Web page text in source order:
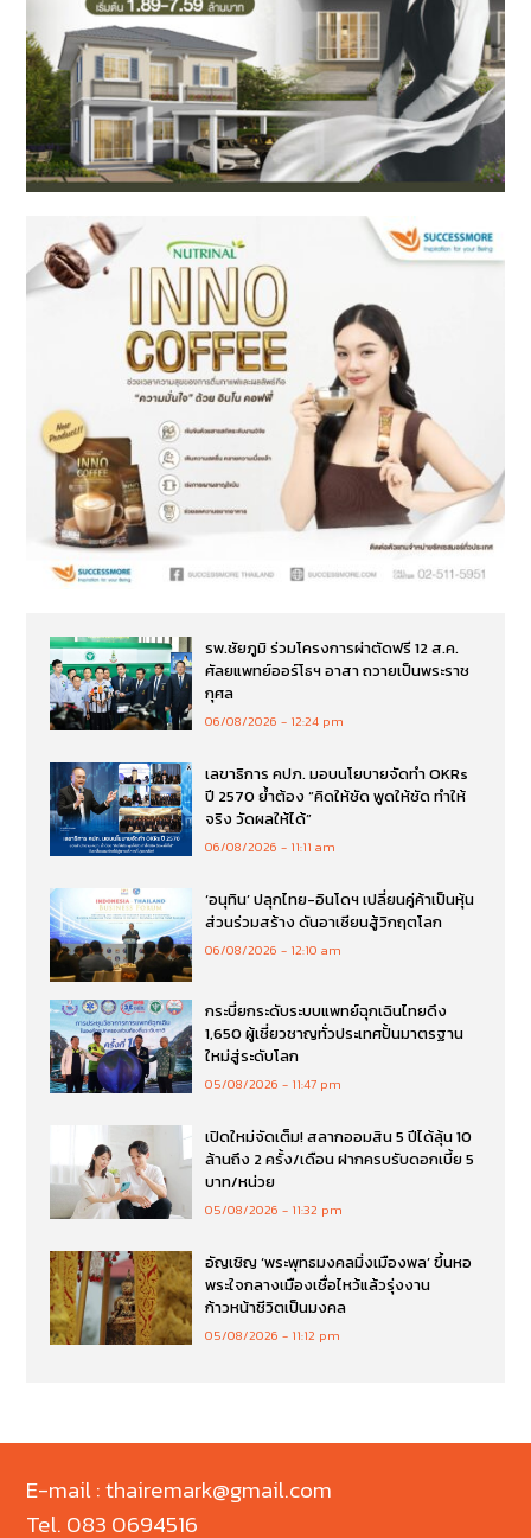
รพ.ชัยภูมิ ร่วมโครงการผ่าตัดฟรี 12 ส.ค.
ศัลยแพทย์ออร์โธฯ อาสา ถวายเป็นพระราช
กุศล
06/08/2026 12:24 pm
เลขาธิการ คปภ. มอบนโยบายจัดทำ OKRs
ปี 2570 ย้ำต้อง “คิดให้ชัด พูดให้ชัด ทำให้
จริง วัดผลให้ได้”
06/08/2026 11:11 am
‘อนุทิน’ ปลุกไทย-อินโดฯ เปลี่ยนคู่ค้าเป็นหุ้น
ส่วนร่วมสร้าง ดันอาเซียนสู้วิกฤตโลก
06/08/2026 12:10 am
กระบี่ยกระดับระบบแพทย์ฉุกเฉินไทยดึง
1,650 ผู้เชี่ยวชาญทั่วประเทศปั้นมาตรฐาน
ใหม่สู่ระดับโลก
05/08/2026 11:47 pm
เปิดใหม่จัดเต็ม! สลากออมสิน 5 ปีได้ลุ้น 10
ล้านถึง 2 ครั้ง/เดือน ฝากครบรับดอกเบี้ย 5
บาท/หน่วย
05/08/2026 11:32 pm
อัญเชิญ ‘พระพุทธมงคลมิ่งเมืองพล’ ขึ้นหอ
พระใจกลางเมืองเชื่อไหว้แล้วรุ่งงาน
ก้าวหน้าชีวิตเป็นมงคล
05/08/2026 11:12 pm
E-mail : thairemark@gmail.com
Tel. 083 0694516